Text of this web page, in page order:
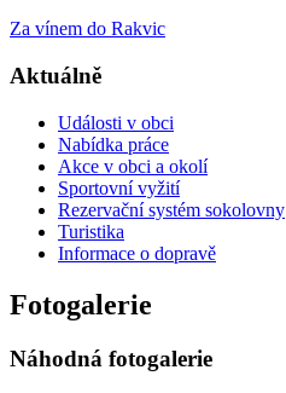
Za vínem do Rakvic
Aktuálně
Události v obci
Nabídka práce
Akce v obci a okolí
Sportovní vyžití
Rezervační systém sokolovny
Turistika
Informace o dopravě
Fotogalerie
Náhodná fotogalerie